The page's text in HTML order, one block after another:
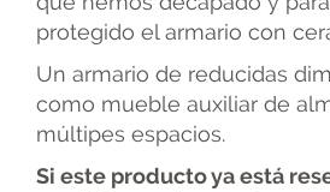
protegido el armario con
Un armario de reducidas
como mueble auxiliar de
múltipes espacios.
Si este producto ya está